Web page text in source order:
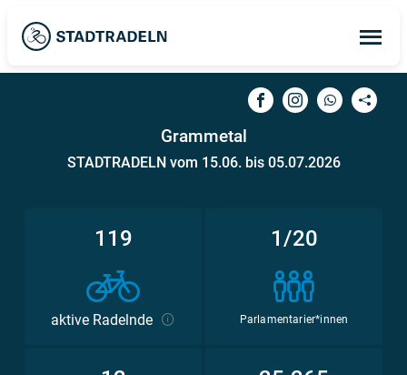
Grammetal
STADTRADELN vom 15.06. bis 05.07.2026
119
aktive Radelnde
1/20
Parlamentarier*innen